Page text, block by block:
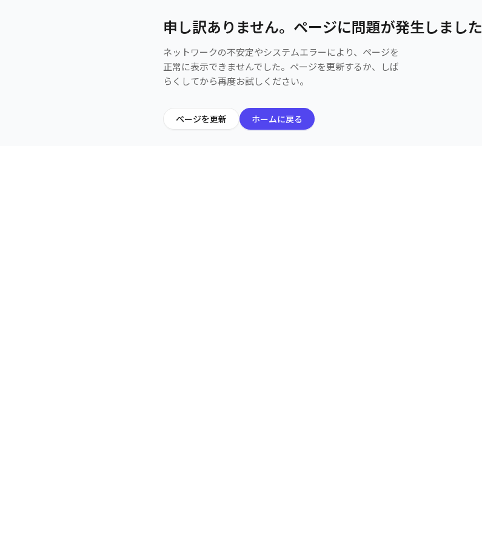
申し訳ありません。ページに問題が発生しました
ネットワークの不安定やシステムエラーにより、ページを
正常に表示できませんでした。ページを更新するか、しば
らくしてから再度お試しください。
ページを更新 ホームに戻る